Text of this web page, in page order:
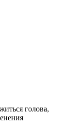
голова,